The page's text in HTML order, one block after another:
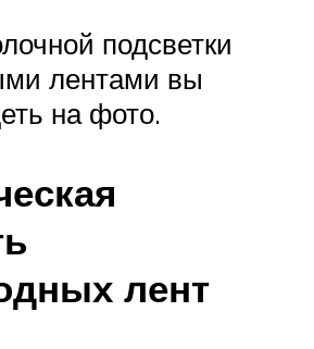
подсветки
лентами вы
на фото.
лент